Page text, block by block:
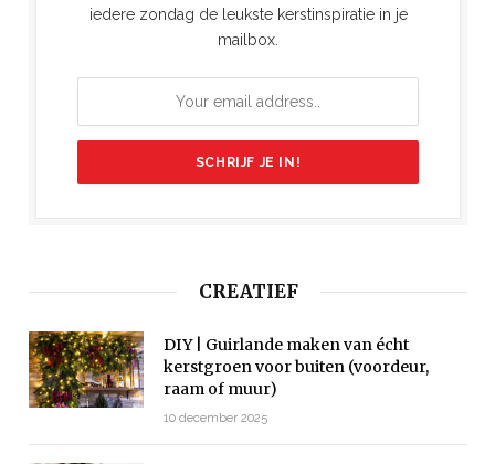
iedere zondag de leukste kerstinspiratie in je
mailbox.
CREATIEF
DIY | Guirlande maken van écht
kerstgroen voor buiten (voordeur,
raam of muur)
10 december 2025